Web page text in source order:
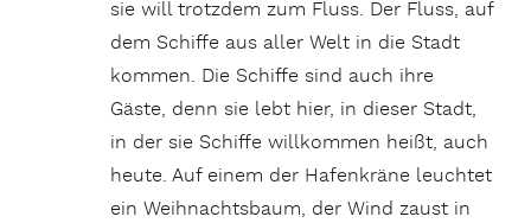
sie will trotzdem zum Fluss. Der Fluss, auf
dem Schiffe aus aller Welt in die Stadt
kommen. Die Schiffe sind auch ihre
Gäste, denn sie lebt hier, in dieser Stadt,
in der sie Schiffe willkommen heißt, auch
heute. Auf einem der Hafenkräne leuchtet
ein Weihnachtsbaum, der Wind zaust in